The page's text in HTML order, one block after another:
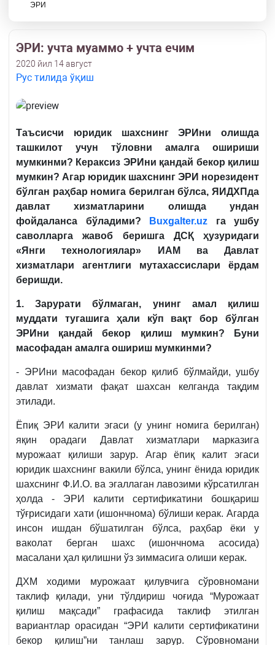
ЭРИ
ЭРИ: учта муаммо + учта ечим
2020 йил 14 август
Рус тилида ўқиш
Таъсисчи юридик шахснинг ЭРИни олишда
ташкилот учун тўловни амалга ошириши
мумкинми? Кераксиз ЭРИни қандай бекор қилиш
мумкин? Агар юридик шахснинг ЭРИ норезидент
бўлган раҳбар номига берилган бўлса, ЯИДХПда
давлат хизматларини олишда ундан
фойдаланса бўладими?
Buxgalter.uz га ушбу
саволларга жавоб беришга ДСҚ ҳузуридаги
«Янги технологиялар» ИАМ ва Давлат
хизматлари агентлиги мутахассислари ёрдам
беришди.
1. Зарурати бўлмаган, унинг амал қилиш
муддати тугашига ҳали кўп вақт бор бўлган
ЭРИни қандай бекор қилиш мумкин? Буни
масофадан амалга ошириш мумкинми?
- ЭРИни масофадан бекор қилиб бўлмайди, ушбу
давлат хизмати фақат шахсан келганда тақдим
этилади.
Ёпиқ ЭРИ калити эгаси (у унинг номига берилган)
яқин орадаги Давлат хизматлари марказига
мурожаат қилиши зарур. Агар ёпиқ калит эгаси
юридик шахснинг вакили бўлса, унинг ёнида юридик
шахснинг Ф.И.О. ва эгаллаган лавозими кўрсатилган
ҳолда - ЭРИ калити сертификатини бошқариш
тўғрисидаги хати (ишончнома) бўлиши керак. Агарда
инсон ишдан бўшатилган бўлса, раҳбар ёки у
ваколат берган шахс (ишончнома асосида)
масалани ҳал қилишни ўз зиммасига олиши керак.
ДХМ ходими мурожаат қилувчига сўровномани
таклиф қилади, уни тўлдириш чоғида “Мурожаат
қилиш мақсади” графасида таклиф этилган
вариантлар орасидан “ЭРИ калити сертификатини
бекор қилиш”ни танлаш зарур. Сўровномани